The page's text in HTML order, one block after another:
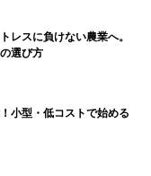
レスに負けない農業へ。
選び方
小型・低コストで始める